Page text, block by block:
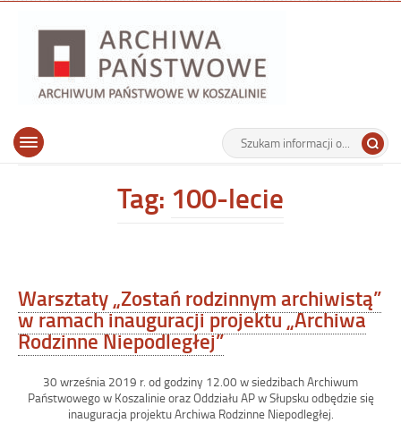
Archiwum Państwowe w Koszalinie
Wyszukiwarka
Tutaj
wpisz
Górne
Otwórz
Tag: 100-lecie
Warsztaty „Zostań rodzinnym archiwistą”
w ramach inauguracji projektu „Archiwa
Rodzinne Niepodległej”
30 września 2019 r. od godziny 12.00 w siedzibach Archiwum
Państwowego w Koszalinie oraz Oddziału AP w Słupsku odbędzie się
inauguracja projektu Archiwa Rodzinne Niepodległej.